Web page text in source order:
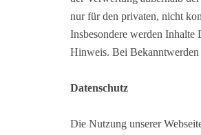
nur für den privaten, nicht
Insbesondere werden Inhalte
Hinweis. Bei Bekanntwerden
Datenschutz
Die Nutzung unserer